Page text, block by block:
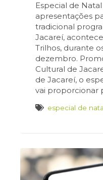
Especial de
apresentações
tradicional
Jacareí,
Trilhos, durante
dezembro.
Cultural de
de Jacareí, o
vai proporcionar
especial de